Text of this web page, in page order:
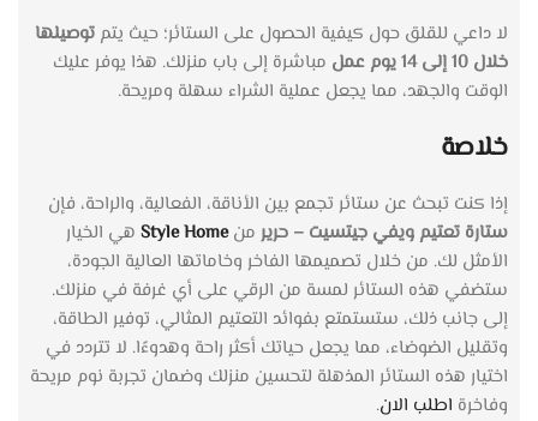
لا داعي للقلق حول كيفية الحصول على الستائر؛ حيث يتم توصيلها
خلال 10 إلى 14 يوم عمل
مباشرة إلى باب منزلك. هذا يوفر عليك
الوقت والجهد، مما يجعل عملية الشراء سهلة ومريحة.
خلاصة
إذا كنت تبحث عن ستائر تجمع بين الأناقة، الفعالية، والراحة، فإن
ستارة تعتيم ويفي جيتسيت – حرير منStyle Home هي الخيار
الأمثل لك. من خلال تصميمها الفاخر وخاماتها العالية الجودة،
ستضفي هذه الستائر لمسة من الرقي على أي غرفة في منزلك.
إلى جانب ذلك، ستستمتع بفوائد التعتيم المثالي، توفير الطاقة،
وتقليل الضوضاء، مما يجعل حياتك أكثر راحة وهدوءًا. لا تتردد في
اختيار هذه الستائر المذهلة لتحسين منزلك وضمان تجربة نوم مريحة
وفاخرة اطلب الان.